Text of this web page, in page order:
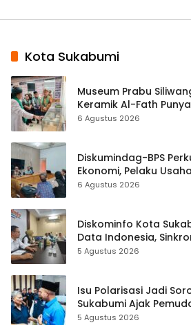
Kota Sukabumi
Museum Prabu
Keramik Al-Fath
Hampir 500 Koleksi
6 Agustus 2026
Diskumindag-BPS
Ekonomi, Pelaku
Terbuka Beri Data
6 Agustus 2026
Diskominfo Kota
Data Indonesia,
Kewilayahan Dikebut
5 Agustus 2026
Isu Polarisasi Jadi
Sukabumi Ajak
Kebangsaan
5 Agustus 2026